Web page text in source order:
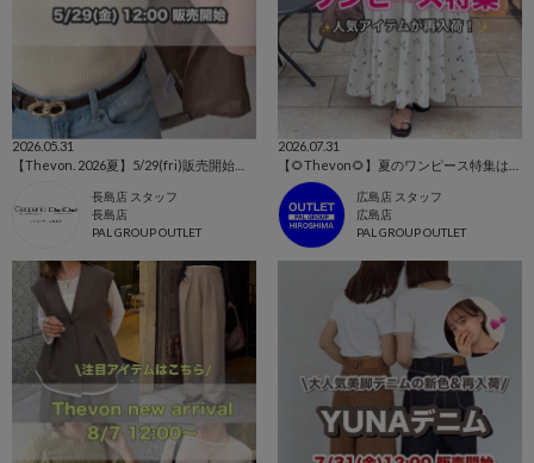
2026.05.31
長島店 スタッフ
長島店
PAL GROUP OUTLET
2026.07.31
広島店 スタッフ
広島店
PAL GROUP OUTLET